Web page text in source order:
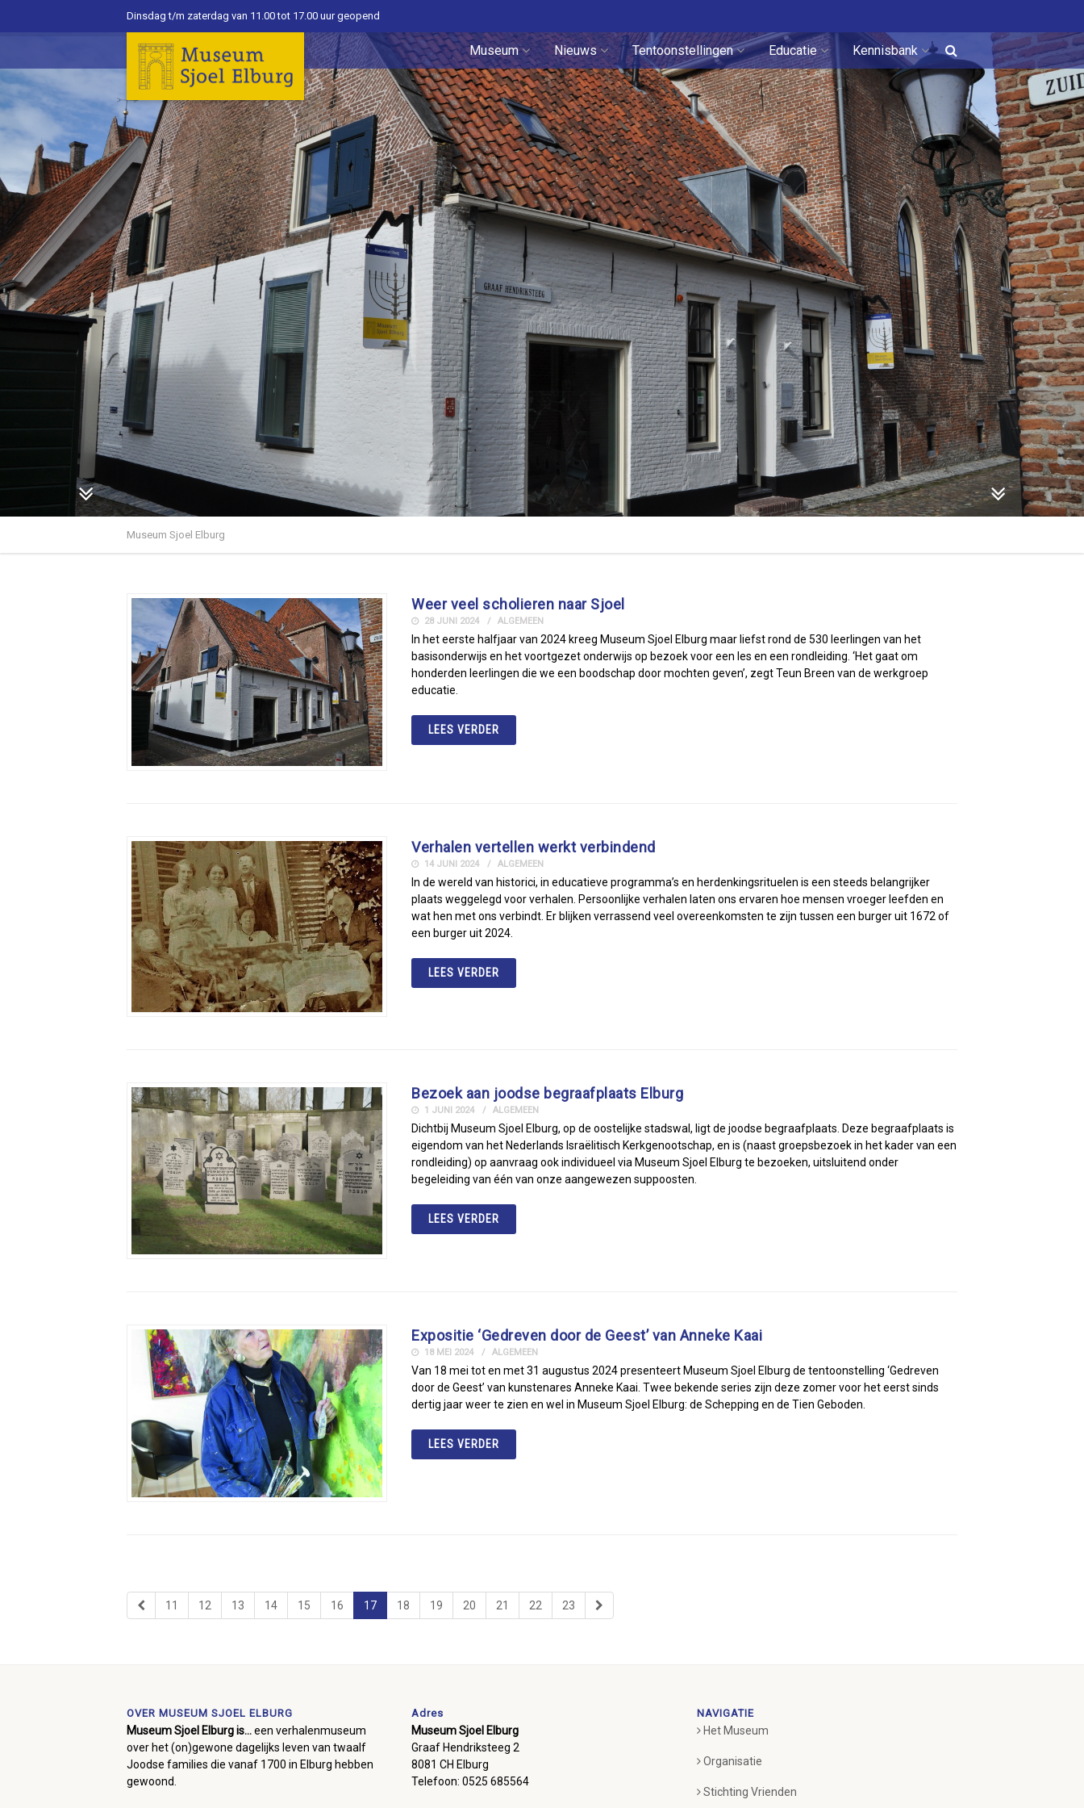
Dinsdag t/m zaterdag van 11.00 tot 17.00 uur geopend
Museum Nieuws Tentoonstellingen Educatie Kennisbank
Museum Sjoel Elburg
Weer veel scholieren naar Sjoel
28 JUNI 2024 ALGEMEEN
In het eerste halfjaar van 2024 kreeg Museum Sjoel Elburg maar liefst rond de 530 leerlingen van het
basisonderwijs en het voortgezet onderwijs op bezoek voor een les en een rondleiding. ‘Het gaat om
honderden leerlingen die we een boodschap door mochten geven’, zegt Teun Breen van de werkgroep
educatie.
LEES VERDER
Verhalen vertellen werkt verbindend
14 JUNI 2024 ALGEMEEN
In de wereld van historici, in educatieve programma’s en herdenkingsrituelen is een steeds belangrijker
plaats weggelegd voor verhalen. Persoonlijke verhalen laten ons ervaren hoe mensen vroeger leefden en
wat hen met ons verbindt. Er blijken verrassend veel overeenkomsten te zijn tussen een burger uit 1672 of
een burger uit 2024.
LEES VERDER
Bezoek aan joodse begraafplaats Elburg
1 JUNI 2024 ALGEMEEN
Dichtbij Museum Sjoel Elburg, op de oostelijke stadswal, ligt de joodse begraafplaats. Deze begraafplaats is
eigendom van het Nederlands Israëlitisch Kerkgenootschap, en is (naast groepsbezoek in het kader van een
rondleiding) op aanvraag ook individueel via Museum Sjoel Elburg te bezoeken, uitsluitend onder
begeleiding van één van onze aangewezen suppoosten.
LEES VERDER
Expositie ‘Gedreven door de Geest’ van Anneke Kaai
18 MEI 2024 ALGEMEEN
Van 18 mei tot en met 31 augustus 2024 presenteert Museum Sjoel Elburg de tentoonstelling ‘Gedreven
door de Geest’ van kunstenares Anneke Kaai. Twee bekende series zijn deze zomer voor het eerst sinds
dertig jaar weer te zien en wel in Museum Sjoel Elburg: de Schepping en de Tien Geboden.
LEES VERDER
11 12 13 14 15 16 17 18 19 20 21 22 23
OVER MUSEUM SJOEL ELBURG
Museum Sjoel Elburg is...een verhalenmuseum
over het (on)gewone dagelijks leven van twaalf
Joodse families die vanaf 1700 in Elburg hebben
gewoond.
Adres
Museum Sjoel Elburg
Graaf Hendriksteeg 2
8081 CH Elburg
Telefoon: 0525 685564
NAVIGATIE
Het Museum
Organisatie
Stichting Vrienden